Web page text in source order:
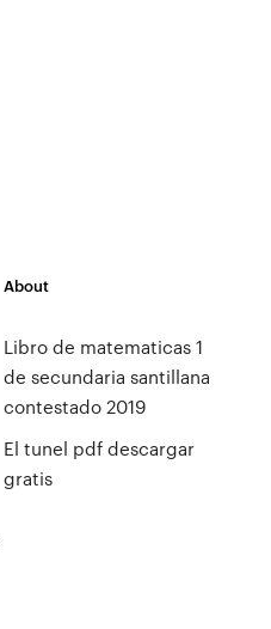
About
Libro de matematicas 1
de secundaria santillana
contestado 2019
El tunel pdf descargar
gratis